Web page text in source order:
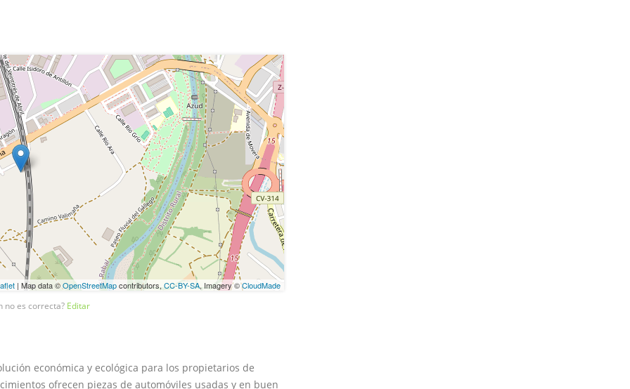
| Map data ©OpenStreetMapcontributors, CC-BY-SA, Imagery ©CloudMade
no es correcta? Editar
económica y ecológica para los propietarios de
ofrecen piezas de automóviles usadas y en buen